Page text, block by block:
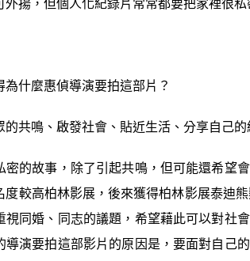
外揚，但個人化紀錄片常常都要把家裡很私
為什麼惠偵導演要拍這部片？
的共鳴、啟發社會、貼近生活、分享自己的
密的故事，除了引起共鳴，但可能還希望
度較高柏林影展，後來獲得柏林影展泰迪
視同婚、同志的議題，希望藉此可以對社
導演要拍這部影片的原因是，要面對自己